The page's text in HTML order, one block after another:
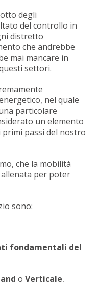
degli
del controllo in
distretto
che andrebbe
mai mancare in
settori.
nel quale
particolare
un elemento
primi passi del nostro
che la mobilità
per poter
sono:
fondamentali del
o Verticale,